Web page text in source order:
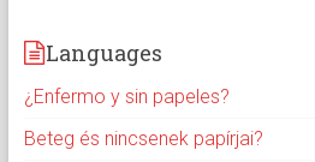
Languages
¿Enfermo y sin papeles?
Beteg és nincsenek papírjai?